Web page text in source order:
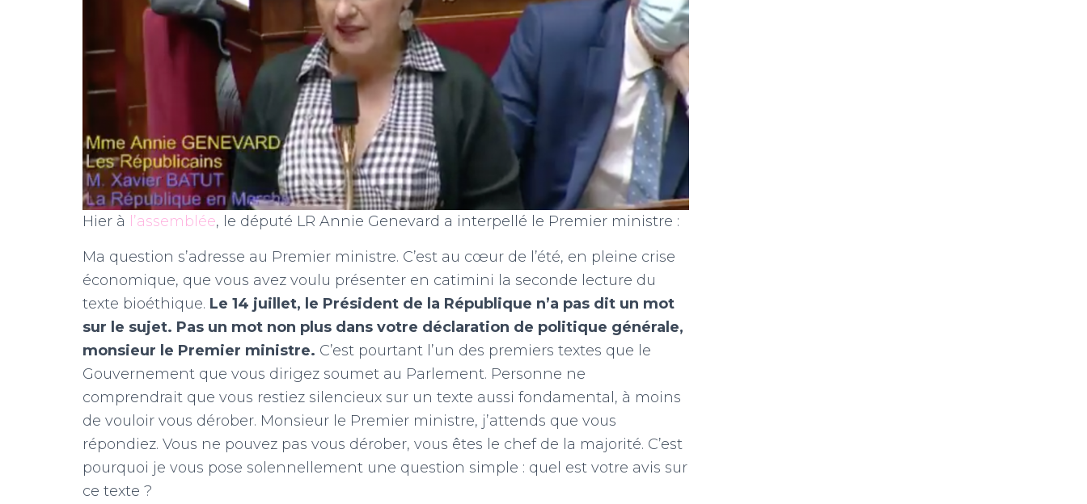
Hier à l’assemblée, le député LR Annie Genevard a interpellé le Premier ministre :
Ma question s’adresse au Premier ministre. C’est au cœur de l’été, en pleine crise
économique, que vous avez voulu présenter en catimini la seconde lecture du
texte bioéthique. Le 14 juillet, le Président de la République n’a pas dit un mot
sur le sujet. Pas un mot non plus dans votre déclaration de politique générale,
monsieur le Premier ministre. C’est pourtant l’un des premiers textes que le
Gouvernement que vous dirigez soumet au Parlement. Personne ne
comprendrait que vous restiez silencieux sur un texte aussi fondamental, à moins
de vouloir vous dérober. Monsieur le Premier ministre, j’attends que vous
répondiez. Vous ne pouvez pas vous dérober, vous êtes le chef de la majorité. C’est
pourquoi je vous pose solennellement une question simple : quel est votre avis sur
ce texte ?